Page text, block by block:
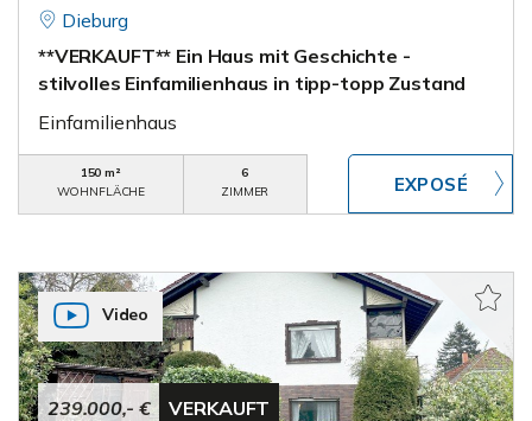
Dieburg
**VERKAUFT** Ein Haus mit Geschichte -
stilvolles Einfamilienhaus in tipp-topp Zustand
Einfamilienhaus
150 m²
WOHNFLÄCHE
6
ZIMMER
239.000,- € VERKAUFT
Video